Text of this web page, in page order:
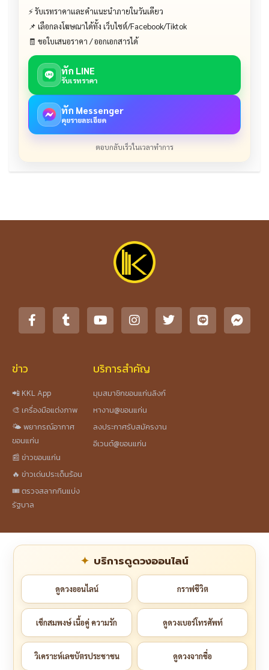
⚡ รับเรทราคาและคำแนะนำภายในวันเดียว
📌 เลือกลงโฆษณาได้ทั้ง เว็บไซต์/Facebook/Tiktok
🧾 ขอใบเสนอราคา / ออกเอกสารได้
ทัก LINE
รับเรทราคา
ทัก Messenger
คุยรายละเอียด
ตอบกลับเร็วในเวลาทำการ
ข่าว
📲 KKL App
🎨 เครื่องมือแต่งภาพ
🌤️ พยากรณ์อากาศ
ขอนแก่น
📰 ข่าวขอนแก่น
🔥 ข่าวเด่นประเด็นร้อน
🎟️ ตรวจสลากกินแบ่ง
รัฐบาล
บริการสำคัญ
มุมสมาชิกขอนแก่นลิงก์
หางาน@ขอนแก่น
ลงประกาศรับสมัครงาน
อีเวนต์@ขอนแก่น
บริการดูดวงออนไลน์
ดูดวงออนไลน์ กราฟชีวิต
เช็กสมพงษ์ เนื้อคู่ ความรัก ดูดวงเบอร์โทรศัพท์
วิเคราะห์เลขบัตรประชาชน ดูดวงจากชื่อ